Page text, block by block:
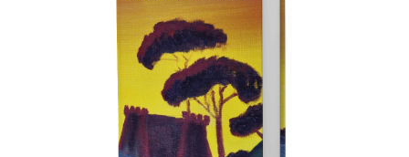
AGGIUNGI AL CARRELLO /